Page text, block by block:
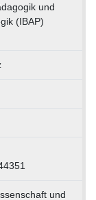
und
(IBAP)
und